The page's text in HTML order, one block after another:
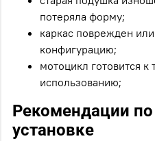
потеряла форму;
каркас поврежден
конфигурацию;
мотоцикл готовится к
использованию;
Рекомендации
установке